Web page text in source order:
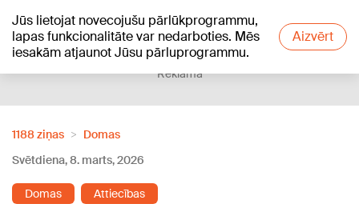
Jūs lietojat novecojušu pārlūkprogrammu,
lapas funkcionalitāte var nedarboties. Mēs
iesakām atjaunot Jūsu pārluprogrammu.
Aizvērt
+10°C
Reklāma
1188 ziņas
Domas
Svētdiena, 8. marts, 2026
Domas Attiecības